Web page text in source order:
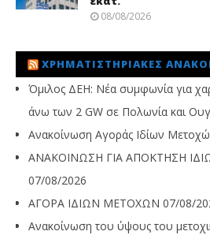
08/08/2026
ΧΡΗΜΑΤΙΣΤΗΡΙΑΚΈΣ
Όμιλος ΔΕΗ: Νέα συμφωνία για
άνω των 2 GW σε Πολωνία και
Ανακοίνωση Αγοράς Ιδίων
ΑΝΑΚΟΙΝΩΣΗ ΓΙΑ ΑΠΟΚΤΗΣΗ
07/08/2026
ΑΓΟΡΑ ΙΔΙΩΝ ΜΕΤΟΧΩΝ 07/08/
Ανακοίνωση του ύψους του